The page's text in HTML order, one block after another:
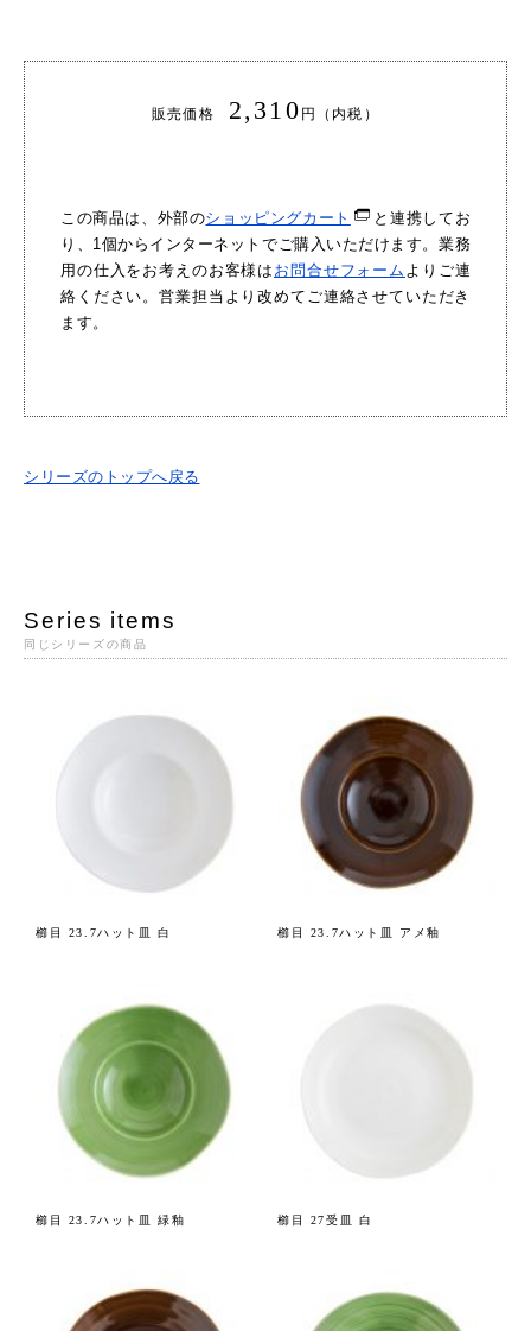
販売価格 2,310 円（内税）
この商品は、外部のショッピングカート
と連携してお
り、1個からインターネットでご購入いただけます。業務
用の仕入をお考えのお客様は お問合せフォーム よりご連
絡ください。営業担当より改めてご連絡させていただき
ます。
シリーズのトップへ戻る
Series items
同じシリーズの商品
櫛目 23.7ハット皿 白 櫛目 23.7ハット皿 アメ釉
櫛目 23.7ハット皿 緑釉 櫛目 27受皿 白